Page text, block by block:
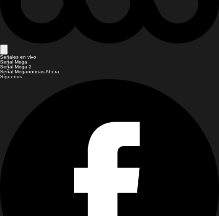
Señales en vivo
Señal Mega
Señal Mega 2
Señal Meganoticias Ahora
Síguenos